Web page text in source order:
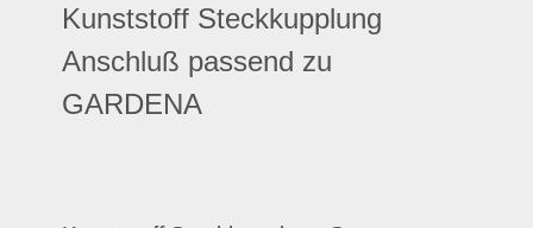
Kunststoff Steckkupplung
Anschluß passend zu
GARDENA